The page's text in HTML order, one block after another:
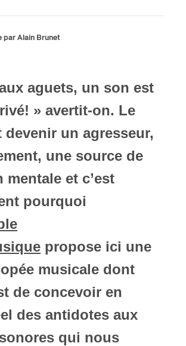
par Alain Brunet
aguets, un son est
» avertit-on. Le
devenir un agresseur,
une source de
et c’est
pourquoi
propose ici une
musicale dont
de concevoir en
des antidotes aux
qui nous